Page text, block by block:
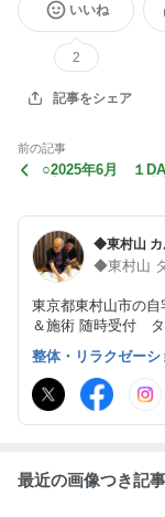
いいね
2
記事をシェア
前の記事
○2025年6月 １
東京都東村山市の
＆施術 随時受付 タ
タイ古式サロンの中
体に特化！
整体・リラクゼー
最近の画像つき記事